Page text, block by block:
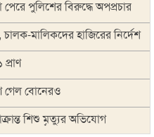
পুলিশের বিরুদ্ধে অপপ্রচার
মালিকদের হাজিরের নির্দেশ
গেল বোনেরও
শিশু মৃত্যুর অভিযোগ